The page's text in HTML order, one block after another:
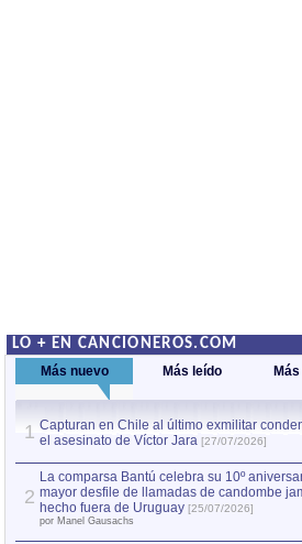
LO + EN CANCIONEROS.COM
Más nuevo Más leído
1 Capturan en Chile al último exmilitar
el asesinato de Víctor Jara [27/07/2026]
2
La comparsa Bantú celebra su 10º
mayor desfile de llamadas de candombe
hecho fuera de Uruguay [25/07/2026]
por Manel Gausachs